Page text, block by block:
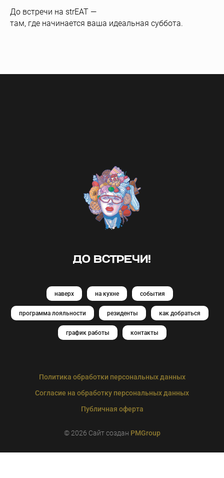
До встречи на strEAT —
там, где начинается ваша идеальная суббота.
ДО ВСТРЕЧИ!
наверх на кухне события
программа лояльности резиденты как добраться
график работы контакты
Политика обработки персональных данных
Согласие на обработку персональных данных
Публичная оферта
© 2026 Сайт создан PMGroup